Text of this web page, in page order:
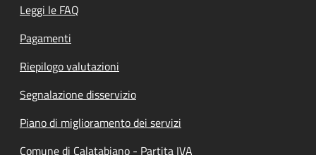
Leggi le FAQ
Pagamenti
Riepilogo valutazioni
Segnalazione disservizio
Piano di miglioramento dei servizi
Comune di Calatabiano - Partita IVA